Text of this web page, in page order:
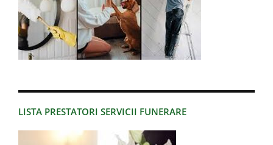
LISTA PRESTATORI SERVICII FUNERARE